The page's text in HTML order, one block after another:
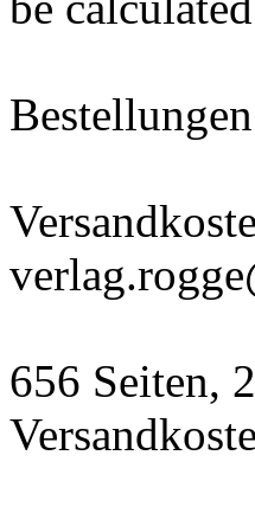
656 Seiten,